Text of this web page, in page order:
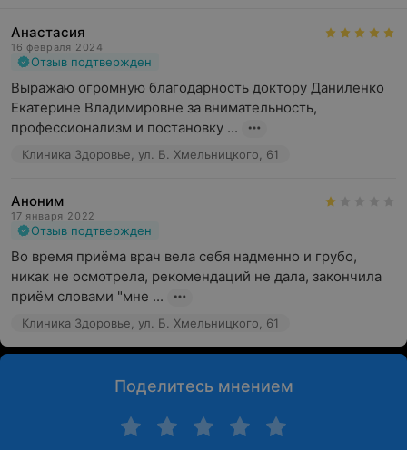
Анастасия
16 февраля 2024
Отзыв подтвержден
Выражаю огромную благодарность доктору Даниленко
Екатерине Владимировне за внимательность,
профессионализм и постановку ...
Клиника Здоровье, ул. Б. Хмельницкого, 61
Аноним
17 января 2022
Отзыв подтвержден
Во время приёма врач вела себя надменно и грубо,
никак не осмотрела, рекомендаций не дала, закончила
приём словами "мне ...
Клиника Здоровье, ул. Б. Хмельницкого, 61
Поделитесь мнением